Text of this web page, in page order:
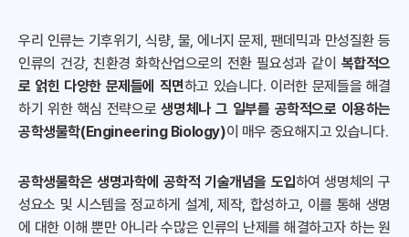
우리 인류는 기후위기, 식량, 물, 에너지 문제, 팬데믹과 만성질환 등
인류의 건강, 친환경 화학산업으로의 전환 필요성과 같이 복합적으
로 얽힌 다양한 문제들에 직면하고 있습니다. 이러한 문제들을 해결
하기 위한 핵심 전략으로생명체나 그 일부를 공학적으로 이용하는
공학생물학(Engineering Biology)이 매우 중요해지고 있습니다.
공학생물학은 생명과학에 공학적 기술개념을 도입하여 생명체의 구
성요소 및 시스템을 정교하게 설계, 제작, 합성하고, 이를 통해 생명
에 대한 이해 뿐만 아니라 수많은 인류의 난제를 해결하고자 하는 원